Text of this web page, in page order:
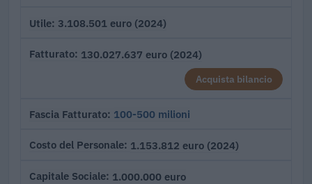
Utile 3.108.501 euro (2024)
Fatturato 130.027.637 euro (2024)
Acquista bilancio
Fascia Fatturato 100-500 milioni
Costo del Personale 1.153.812 euro (2024)
Capitale Sociale 1.000.000 euro